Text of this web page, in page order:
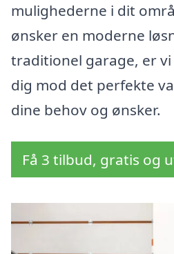
mulighederne i dit
ønsker en moderne
traditionel garage, er
dig mod det perfekte
dine behov og ønsker.
Få 3 tilbud, gratis og